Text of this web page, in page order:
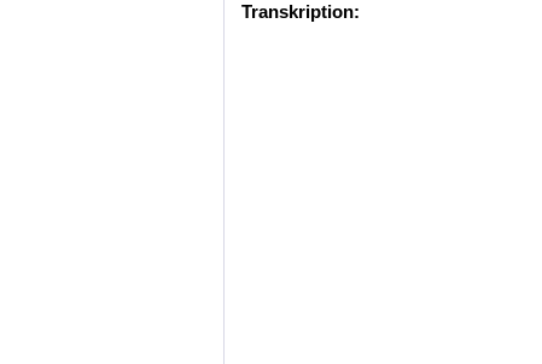
Transkription: